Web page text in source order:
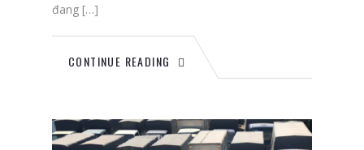
đang […]
CONTINUE READING